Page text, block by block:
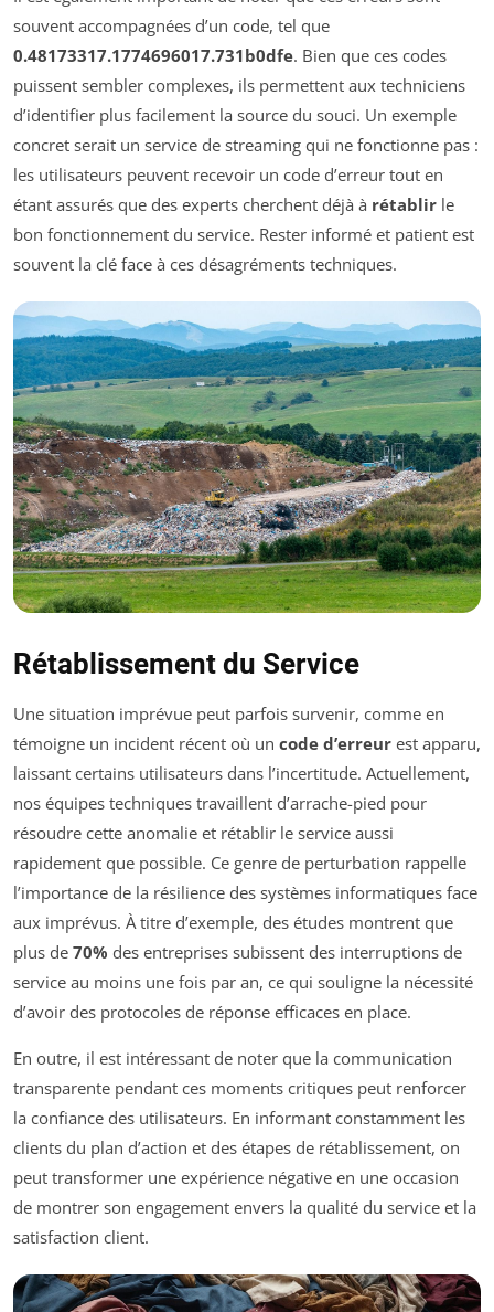
souvent accompagnées d’un code, tel que
0.48173317.1774696017.731b0dfe. Bien que ces codes
puissent sembler complexes, ils permettent aux techniciens
d’identifier plus facilement la source du souci. Un exemple
concret serait un service de streaming qui ne fonctionne pas :
les utilisateurs peuvent recevoir un code d’erreur tout en
étant assurés que des experts cherchent déjà à rétablir le
bon fonctionnement du service. Rester informé et patient est
souvent la clé face à ces désagréments techniques.
Rétablissement du Service
Une situation imprévue peut parfois survenir, comme en
témoigne un incident récent où un code d’erreur est apparu,
laissant certains utilisateurs dans l’incertitude. Actuellement,
nos équipes techniques travaillent d’arrache-pied pour
résoudre cette anomalie et rétablir le service aussi
rapidement que possible. Ce genre de perturbation rappelle
l’importance de la résilience des systèmes informatiques face
aux imprévus. À titre d’exemple, des études montrent que
plus de 70% des entreprises subissent des interruptions de
service au moins une fois par an, ce qui souligne la nécessité
d’avoir des protocoles de réponse efficaces en place.
En outre, il est intéressant de noter que la communication
transparente pendant ces moments critiques peut renforcer
la confiance des utilisateurs. En informant constamment les
clients du plan d’action et des étapes de rétablissement, on
peut transformer une expérience négative en une occasion
de montrer son engagement envers la qualité du service et la
satisfaction client.